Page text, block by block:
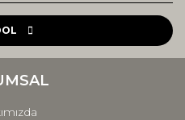
görüntülenemiyor.
bulunuyor.
pahalı.